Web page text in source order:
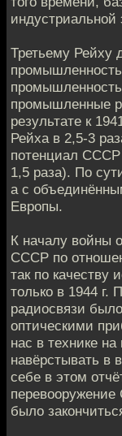
индустриальной
Третьему Рейху
промышленные
результате к
Рейха в 2,5-3
потенциал
1,5 раза). По
а с
Европы.
К началу войны
СССР по
так по качеству
только в 1944 г.
радиосвязи
оптическими
нас в технике
навёрстывать в
себе в этом
было